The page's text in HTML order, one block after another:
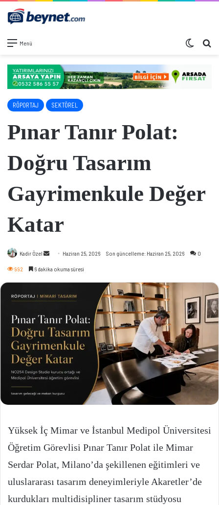
Menü Dış
RÖPORTAJ SEKTÖREL
Pınar Tanır Polat:
Doğru Tasarım
Gayrimenkule Değer
Katar
Kadir Özel
Bir
Haziran 25, 2026 Son güncelleme: Haziran 25, 2026 0
992 6 dakika okuma süresi
Yüksek İç Mimar ve İstanbul Medipol Üniversitesi
Öğretim Görevlisi Pınar Tanır Polat ile Mimar
Serdar Polat, Milano’da şekillenen eğitimleri ve
uluslararası tasarım deneyimleriyle Akaretler’de
kurdukları multidisipliner tasarım stüdyosu